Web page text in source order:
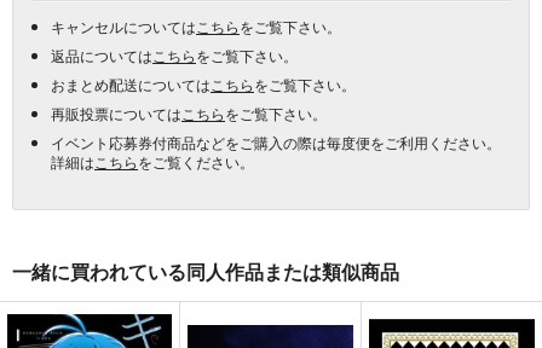
キャンセルについては こちらをご覧下さい。
返品については こちらをご覧下さい。
おまとめ配送については こちらをご覧下さい。
再販投票については こちらをご覧下さい。
イベント応募券付商品などをご購入の際は毎度便をご利用ください。
詳細は こちらをご覧ください。
一緒に買われている同人作品または類似商品